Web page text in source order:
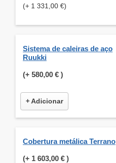
(+ 1 331,00 €)
Sistema de caleiras de aço
Ruukki
(+ 580,00 € )
+ Adicionar
Cobertura metálica Terrano
(+ 1 603,00 € )